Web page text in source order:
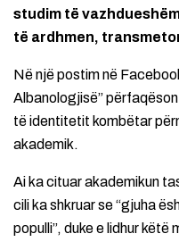
studim të
të ardhmen,
Në një postim në
Albanologjisë”
të identitetit kombëtar
akademik.
Ai ka cituar akademikun
cili ka shkruar se “gjuha
populli”, duke e lidhur këtë